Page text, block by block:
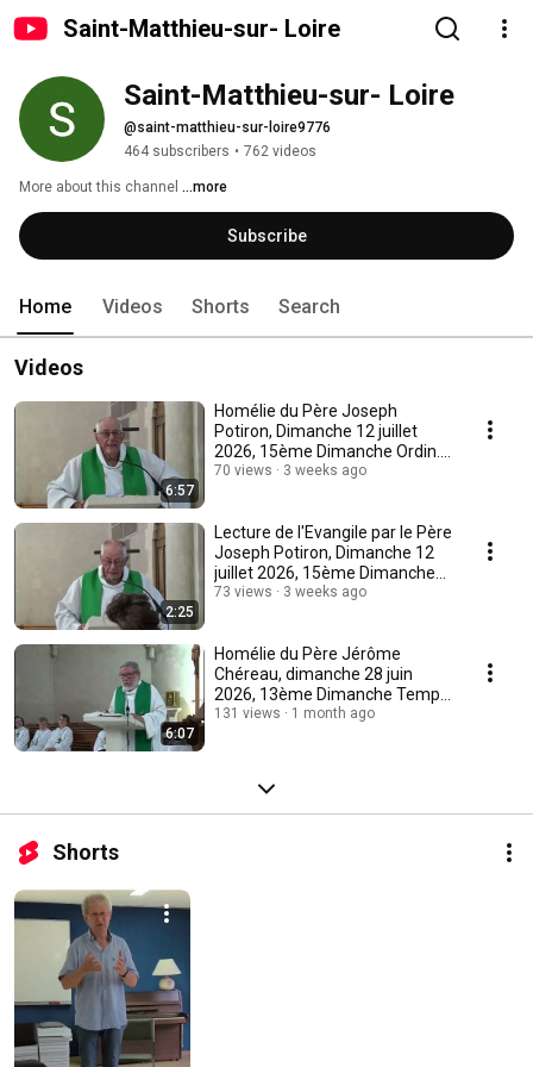
Saint-Matthieu-sur- Loire
Saint-Matthieu-sur- Loire
@saint-matthieu-sur-loire9776
464 subscribers • 762 videos
More about this channel ...more
Subscribe
Home Videos Shorts Search
Videos
6:57
Homélie du Père Joseph
Potiron, Dimanche 12 juillet
2026, 15ème Dimanche Ordin. :
parabole du semeur
70 views 3 weeks ago
2:25
Lecture de l'Evangile par le Père
Joseph Potiron, Dimanche 12
juillet 2026, 15ème Dimanche
Ordinaire
73 views 3 weeks ago
6:07
Homélie du Père Jérôme
Chéreau, dimanche 28 juin
2026, 13ème Dimanche Temps
Ordi, Ste Luce-sur-Loire
131 views 1 month ago
Shorts